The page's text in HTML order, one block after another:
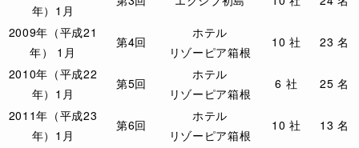
年）1月
2009年（平成21
年） 1月
第4回
ホテル
リゾーピア箱根
10 社
23 名
2010年（平成22
年）1月
第5回
ホテル
リゾーピア箱根
6 社
25 名
2011年（平成23
年）1月
第6回
ホテル
リゾーピア箱根
10 社
13 名